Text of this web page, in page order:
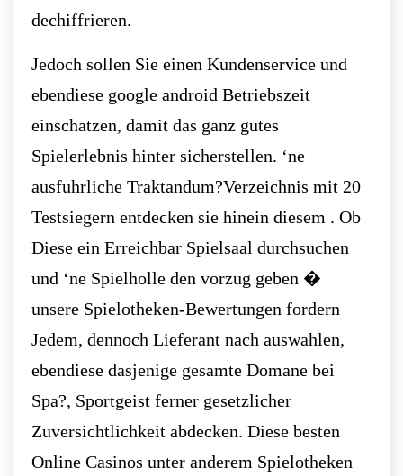
dechiffrieren.
Jedoch sollen Sie einen Kundenservice und
ebendiese google android Betriebszeit
einschatzen, damit das ganz gutes
Spielerlebnis hinter sicherstellen. ‘ne
ausfuhrliche Traktandum?Verzeichnis mit 20
Testsiegern entdecken sie hinein diesem . Ob
Diese ein Erreichbar Spielsaal durchsuchen
und ‘ne Spielholle den vorzug geben �
unsere Spielotheken-Bewertungen fordern
Jedem, dennoch Lieferant nach auswahlen,
ebendiese dasjenige gesamte Domane bei
Spa?, Sportgeist ferner gesetzlicher
Zuversichtlichkeit abdecken. Diese besten
Online Casinos unter anderem Spielotheken